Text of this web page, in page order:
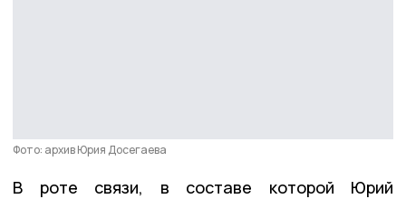
Фото: архив Юрия Досегаева
В роте связи, в составе которой Юрий